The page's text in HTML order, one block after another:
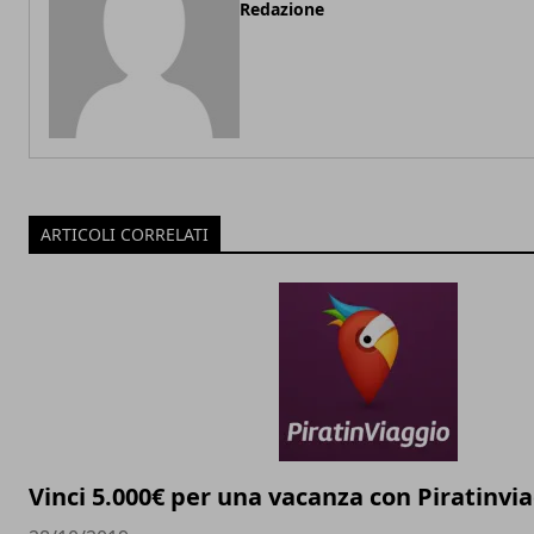
Redazione
ARTICOLI CORRELATI
Vinci 5.000€ per una vacanza con